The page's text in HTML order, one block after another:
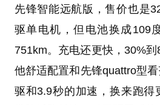
先锋智能远航版，售价也是
驱单电机，但电池换成109
751km。充电还更快，30%
他舒适配置和先锋quattro型
驱和3.9秒的加速，换来跑得